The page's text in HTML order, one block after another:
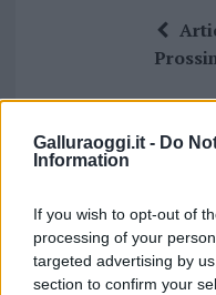
Galluraoggi.it - Do
Information
If you wish to opt-out of
processing of your
targeted advertising by
section to confirm your
o
o
k
r
te
re
st
NOTIZIE RECENTI
Migliori
in Europa:
pe…